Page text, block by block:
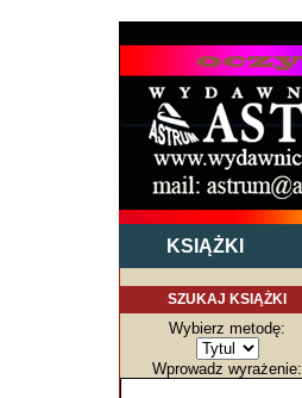
KSIĄŻKI
SZUKAJ KSIĄŻKI
Wybierz metodę:
Wprowadz wyrażenie: